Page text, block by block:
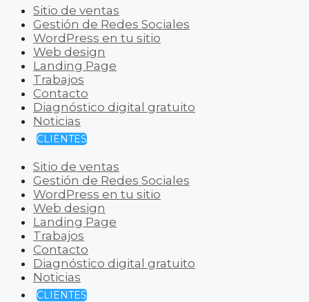
Sitio de ventas
Gestión de Redes Sociales
WordPress en tu sitio
Web design
Landing Page
Trabajos
Contacto
Diagnóstico digital gratuito
Noticias
CLIENTES
Sitio de ventas
Gestión de Redes Sociales
WordPress en tu sitio
Web design
Landing Page
Trabajos
Contacto
Diagnóstico digital gratuito
Noticias
CLIENTES